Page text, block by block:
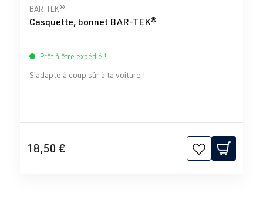
Note moyenne de 0 sur 5 étoiles
BAR-TEK®
Casquette, bonnet BAR-TEK®
Prêt à être expédié !
S'adapte à coup sûr à ta voiture !
18,50 €